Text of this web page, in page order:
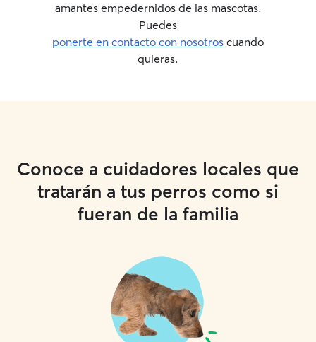
amantes empedernidos de las mascotas.
Puedes
ponerte en contacto con nosotros cuando
quieras.
Conoce a cuidadores locales que
tratarán a tus perros como si
fueran de la familia